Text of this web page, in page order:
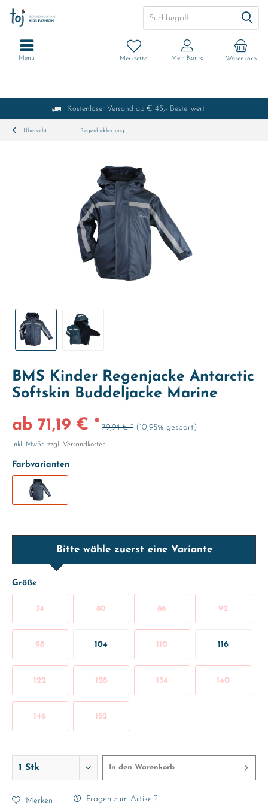
Kostenloser Versand ab € 45,- Bestellwert
Warenkorb
Merkzettel Mein Konto
Menü
Übersicht Regenbekleidung
BMS Kinder Regenjacke Antarctic
Softskin Buddeljacke Marine
ab 71,19 € * 79,94 € * (10,95% gespart)
inkl. MwSt. zzgl. Versandkosten
Farbvarianten
Bitte wähle zuerst eine Variante
Größe
74 80 86 92
98 104 110 116
122 128 134 140
146 152
In den Warenkorb
Merken Fragen zum Artikel?